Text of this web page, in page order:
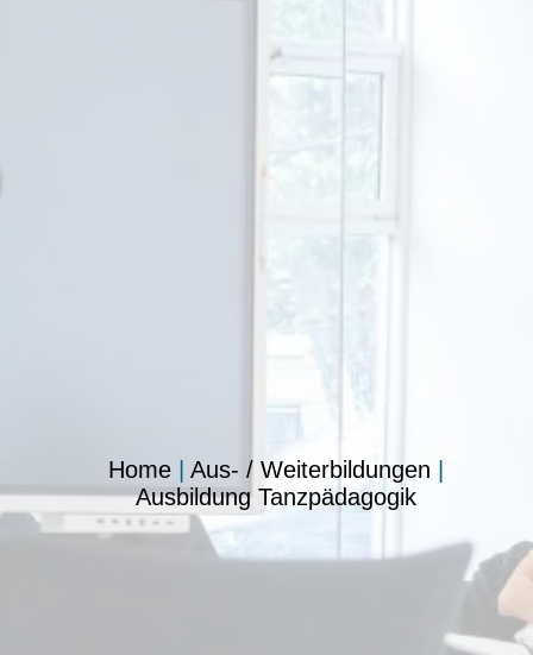
Home| Aus- / Weiterbildungen
Ausbildung Tanzpädagogik